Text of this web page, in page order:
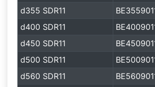
d355 SDR11
d400 SDR11
d450 SDR11
d500 SDR11
d560 SDR11